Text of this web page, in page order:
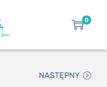
0
NASTĘPNY